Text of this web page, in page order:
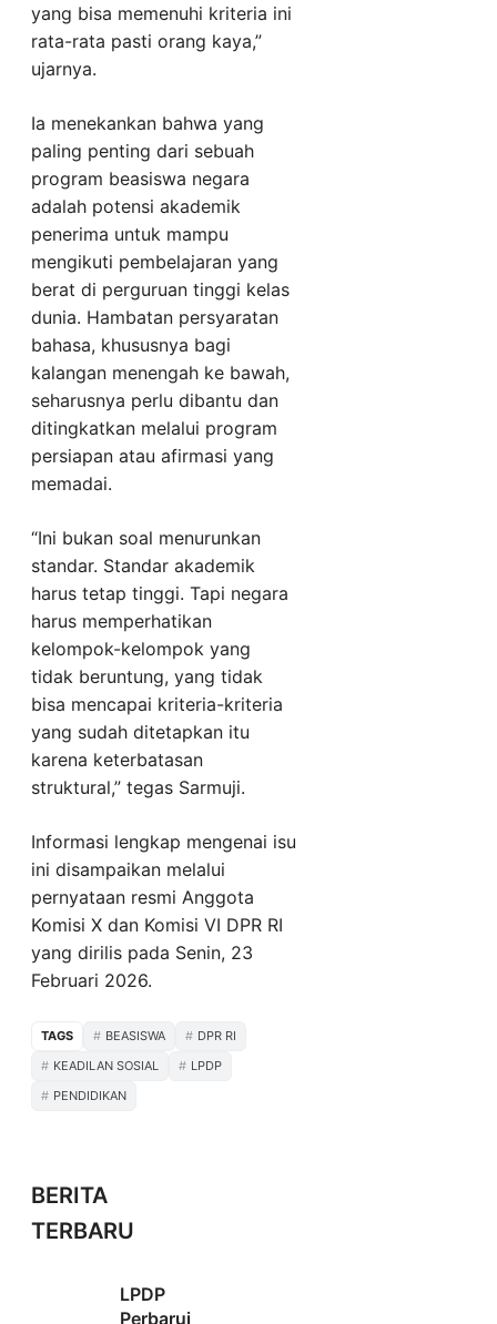
yang bisa memenuhi kriteria ini
rata-rata pasti orang kaya,”
ujarnya.
Ia menekankan bahwa yang
paling penting dari sebuah
program beasiswa negara
adalah potensi akademik
penerima untuk mampu
mengikuti pembelajaran yang
berat di perguruan tinggi kelas
dunia. Hambatan persyaratan
bahasa, khususnya bagi
kalangan menengah ke bawah,
seharusnya perlu dibantu dan
ditingkatkan melalui program
persiapan atau afirmasi yang
memadai.
“Ini bukan soal menurunkan
standar. Standar akademik
harus tetap tinggi. Tapi negara
harus memperhatikan
kelompok-kelompok yang
tidak beruntung, yang tidak
bisa mencapai kriteria-kriteria
yang sudah ditetapkan itu
karena keterbatasan
struktural,” tegas Sarmuji.
Informasi lengkap mengenai isu
ini disampaikan melalui
pernyataan resmi Anggota
Komisi X dan Komisi VI DPR RI
yang dirilis pada Senin, 23
Februari 2026.
TAGS BEASISWA
DPR RI
KEADILAN SOSIAL
LPDP
PENDIDIKAN
BERITA
TERBARU
LPDP
Perbarui